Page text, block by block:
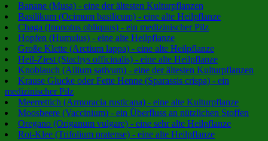
Banane (Musa) - eine der ältesten Kulturpflanzen
Basilikum (Ocimum basilicum) - eine alte Heilpflanze
Chaga (Inonotus obliquus) - ein medizinischer Pilz
Hopfen (Humulus) - eine alte Heilpflanze
Große Klette (Arctium lappa) - eine alte Heilpflanze
Heil-Ziest (Stachys officinalis) - eine alte Heilpflanze
Knoblauch (Allium sativum) - eine der ältesten Kulturpflanzen
Krause Glucke oder Fette Henne (Sparassis crispa) - ein
medizinischer Pilz
Meerrettich (Armoracia rusticana) - eine alte Kulturpflanze
Moosbeere (Vaccinium) - ein Überfluss an nützlichen Stoffen
Oregano (Origanum vulgare) - eine sehr alte Heilpflanze
Rot-Klee (Trifolium pratense) - eine alte Heilpflanze